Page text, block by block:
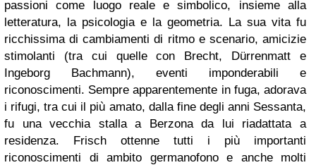
passioni come luogo reale e simbolico, insieme alla
letteratura, la psicologia e la geometria. La sua vita fu
ricchissima di cambiamenti di ritmo e scenario, amicizie
stimolanti (tra cui quelle con Brecht, Dürrenmatt e
Ingeborg Bachmann), eventi imponderabili e
riconoscimenti. Sempre apparentemente in fuga, adorava
i rifugi, tra cui il più amato, dalla fine degli anni Sessanta,
fu una vecchia stalla a Berzona da lui riadattata a
residenza. Frisch ottenne tutti i più importanti
riconoscimenti di ambito germanofono e anche molti